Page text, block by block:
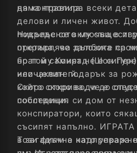
няма правила.
да контролира всеки
делови и личен живот.
подреденото му
претърпява дълбока
брат му Конрад (Шон
неочакван подарък за
който скоро води до
последици.
Никълъс се включва в
открива, че залозите са
но той самият не е
или целите й.
Скоро открива, че е
собствения си дом от
конспиратори, които
съсипят напълно.
в загадъчна надпревара
Този филм е като